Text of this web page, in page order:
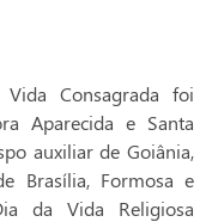
Consagrada foi
Aparecida e Santa
auxiliar de Goiânia,
Brasília, Formosa e
da Vida Religiosa